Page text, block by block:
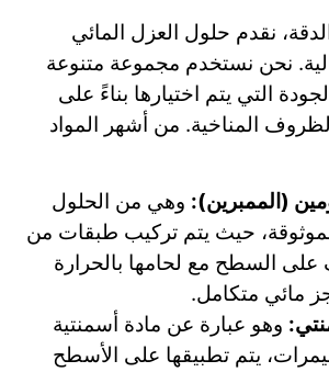
نقدم حلول العزل المائي
نحن نستخدم مجموعة متنوعة
التي يتم اختيارها بناءً على
المناخية. من أشهر المواد
(الممبرين): وهي من الحلول
حيث يتم تركيب طبقات من
على السطح مع لحامها بالحرارة
مائي متكامل.
وهو عبارة عن مادة أسمنتية
يتم تطبيقها على الأسطح